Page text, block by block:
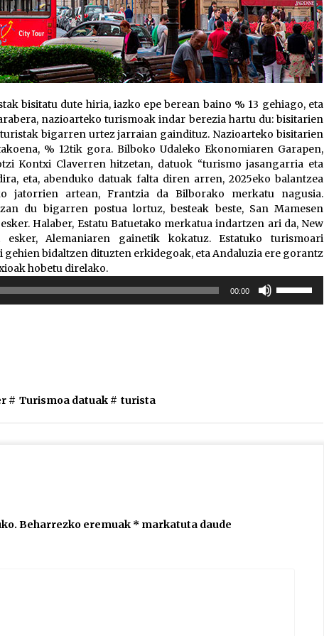
bisitatu dute hiria, iazko epe berean baino % 13 gehiago, eta
nazioarteko turismoak indar berezia hartu du: bisitarien
bigarren urtez jarraian gaindituz. Nazioarteko bisitarien
% 12tik gora. Bilboko Udaleko Ekonomiaren Garapen,
Kontxi Claverren hitzetan, datuok “turismo jasangarria eta
eta, abenduko datuak falta diren arren, 2025eko balantzea
jatorrien artean, Frantzia da Bilborako merkatu nagusia.
du bigarren postua lortuz, besteak beste, San Mamesen
Halaber, Estatu Batuetako merkatua indartzen ari da, New
Alemaniaren gainetik kokatuz. Estatuko turismoari
bidaltzen dituzten erkidegoak, eta Andaluzia ere gorantz
hobetu direlako.
00:00
# Turismoa datuak # turista
Beharrezko eremuak * markatuta daude